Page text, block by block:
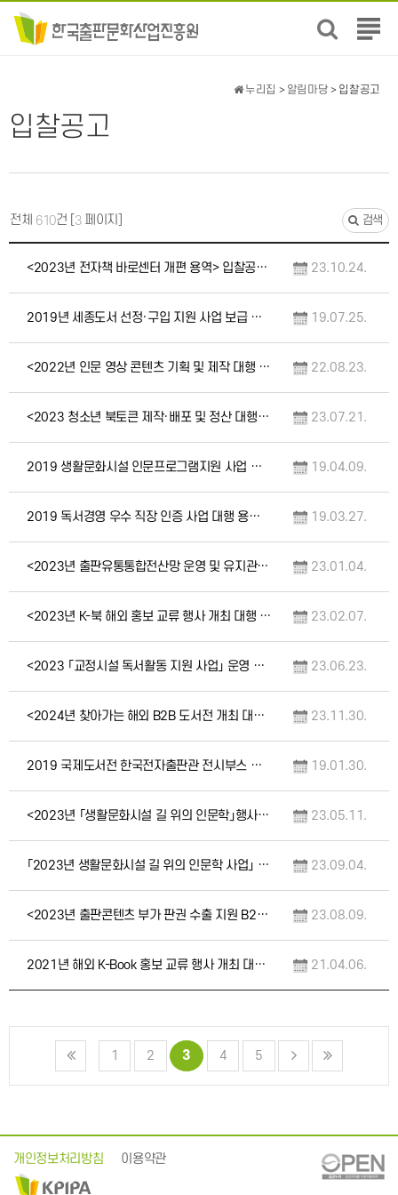
전
뉴
입찰공고
누리집 > 알림마당 > 입찰공고
전체 610건 [ 3페이지] 검색
<2023년 전자책 바로센터 개편 용역> 입찰공고(재공고) 23.10.24.
2019년 세종도서 선정·구입 지원 사업 보급 용역 입찰 공고(중앙조달) 19.07.25.
<2022년 인문 영상 콘텐츠 기획 및 제작 대행 용역> 입찰공고(긴급) 22.08.23.
<2023 청소년 북토큰 제작·배포 및 정산 대행 용역> 입찰공고(중앙조달 / 긴급) 23.07.21.
2019 생활문화시설 인문프로그램지원 사업 컨설팅 및 워크숍 대행 용역 입찰 공고(재공고/… 19.04.09.
2019 독서경영 우수 직장 인증 사업 대행 용역 입찰 공고(중앙/긴급)(취소공고) 19.03.27.
<2023년 출판유통통합전산망 운영 및 유지관리 용역> 입찰 공고(중앙조달 / 재공고) 23.01.04.
<2023년 K-북 해외 홍보 교류 행사 개최 대행 용역> 입찰공고(중앙조달 / 긴급) 23.02.07.
<2023 「교정시설 독서활동 지원 사업」 운영 대행 용역> 입찰공고(재공고) 23.06.23.
<2024년 찾아가는 해외 B2B 도서전 개최 대행 용역> 입찰공고(중앙조달 / 긴급) 23.11.30.
2019 국제도서전 한국전자출판관 전시부스 설치 용역(긴급) 19.01.30.
<2023년 「생활문화시설 길 위의 인문학」행사 대행 용역> 입찰공고(중앙조달 / 긴급) 23.05.11.
「2023년 생활문화시설 길 위의 인문학 사업」 만족도 조사 용역 입찰 공고(긴급) 23.09.04.
<2023년 출판콘텐츠 부가 판권 수출 지원 B2B 해외 상담회 대행 용역> 입찰공고(중앙… 23.08.09.
2021년 해외 K-Book 홍보 교류 행사 개최 대행 용역 입찰 공고(중앙조달/재공고) 21.04.06.
1 2 3 4 5
개인정보처리방침 이용약관